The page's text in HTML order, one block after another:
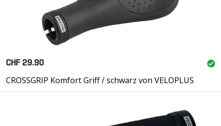
CHF 29.90
CROSSGRIP Komfort Griff / schwarz von VELOPLUS